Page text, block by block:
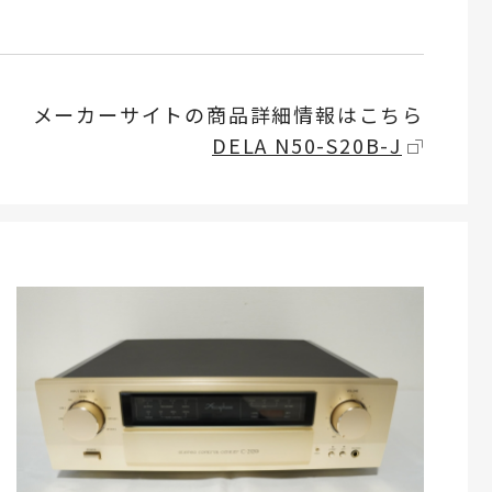
メーカーサイトの商品詳細情報はこちら
DELA N50-S20B-J